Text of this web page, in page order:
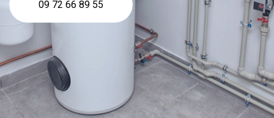
09 72 66 89 55